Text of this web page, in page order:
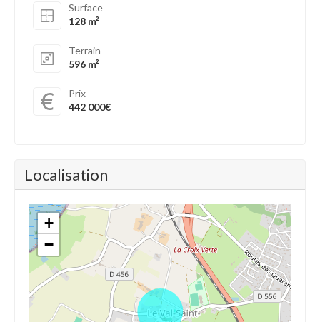
Surface
128 m²
Terrain
596 m²
Prix
442 000€
Localisation
+
−